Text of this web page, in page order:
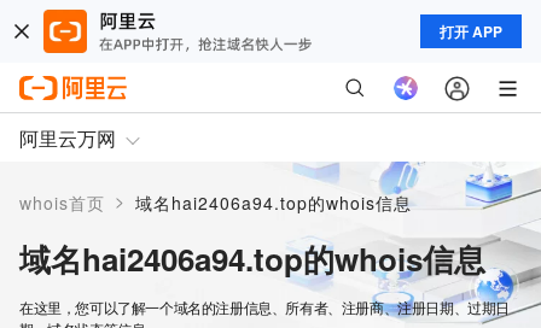
打开 APP
阿里云万网
whois首页 > 域名hai2406a94.top的whois信息
域名hai2406a94.top的whois信息
在这里，您可以了解一个域名的注册信息、所有者、注册商、注册日期、过期日